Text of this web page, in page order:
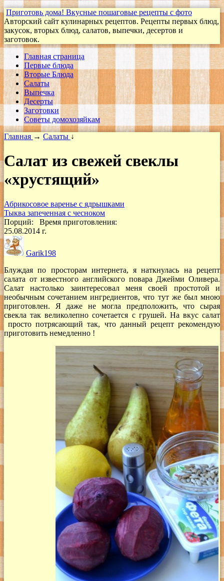
Приготовь дома! Вкусные пошаговые рецепты с фото
Авторский сайт кулинарных рецептов. Рецепты первых блюд,
закусок, вторых блюд, салатов, выпечки, десертов и
заготовок.
Главная страница
Первые блюда
Вторые Блюда
Салаты
Выпечка
Десерты
Заготовки
Cоветы домохозяйкам
Главная → Салаты ↓
Салат из свежей свеклы
«хрустящий»
Абрикосовое варенье с ядрышками
Тыква запеченная с чесноком
Порций: Время приготовления:
25.08.2014 г.
Garik198
Блуждая по просторам интернета, я наткнулась на рецепт
салата от известного английского повара Джейми Оливера.
Cалат настолько заинтересовал меня своей простотой и
необычным сочетанием ингредиентов, что тут же был мною
приготовлен. Я даже не могла предположить, что сырая
свекла так великолепно сочетается с грушей. На вкус салат
просто потрясающий так, что данный рецепт рекомендую
приготовить немедленно !